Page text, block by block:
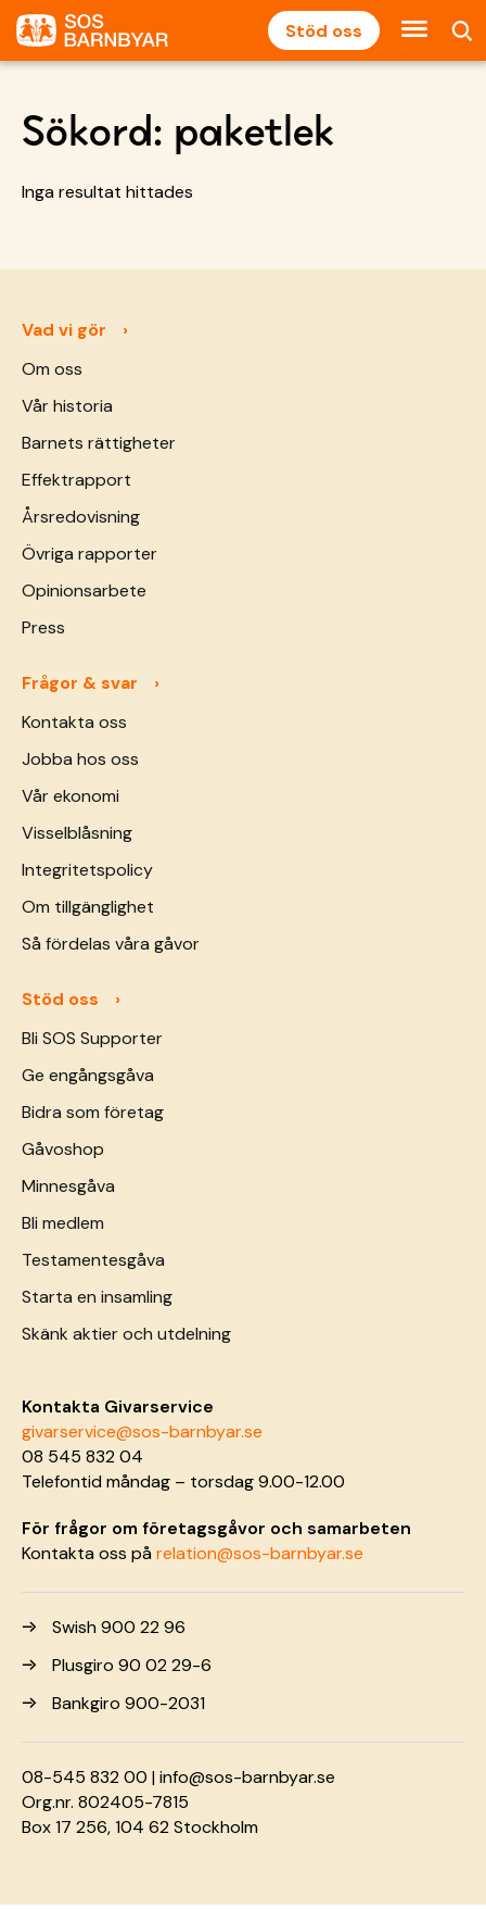
Stöd oss
Sökord: paketlek
Inga resultat hittades
Vad vi gör
Om oss
Vår historia
Barnets rättigheter
Effektrapport
Årsredovisning
Övriga rapporter
Opinionsarbete
Press
Frågor & svar
Kontakta oss
Jobba hos oss
Vår ekonomi
Visselblåsning
Integritetspolicy
Om tillgänglighet
Så fördelas våra gåvor
Stöd oss
Bli SOS Supporter
Ge engångsgåva
Bidra som företag
Gåvoshop
Minnesgåva
Bli medlem
Testamentesgåva
Starta en insamling
Skänk aktier och utdelning
Kontakta Givarservice
givarservice@sos-barnbyar.se
08 545 832 04
Telefontid måndag – torsdag 9.00-12.00
För frågor om företagsgåvor och samarbeten
Kontakta oss pårelation@sos-barnbyar.se
Swish 900 22 96
Plusgiro 90 02 29-6
Bankgiro 900-2031
08-545 832 00 |info@sos-barnbyar.se
Org.nr. 802405-7815
Box 17 256, 104 62 Stockholm